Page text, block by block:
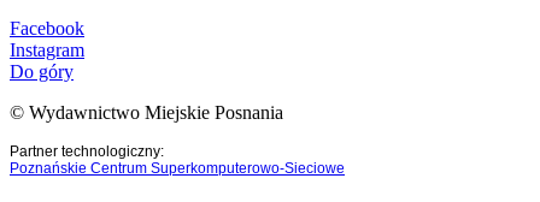
Facebook
Instagram
Do góry
© Wydawnictwo Miejskie Posnania
Partner technologiczny:
Poznańskie Centrum Superkomputerowo-Sieciowe